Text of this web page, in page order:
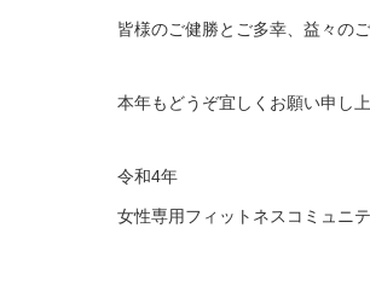
皆様のご健勝とご多幸、益々の
本年もどうぞ宜しくお願い申し上
令和4年
女性専用フィットネスコミュニ